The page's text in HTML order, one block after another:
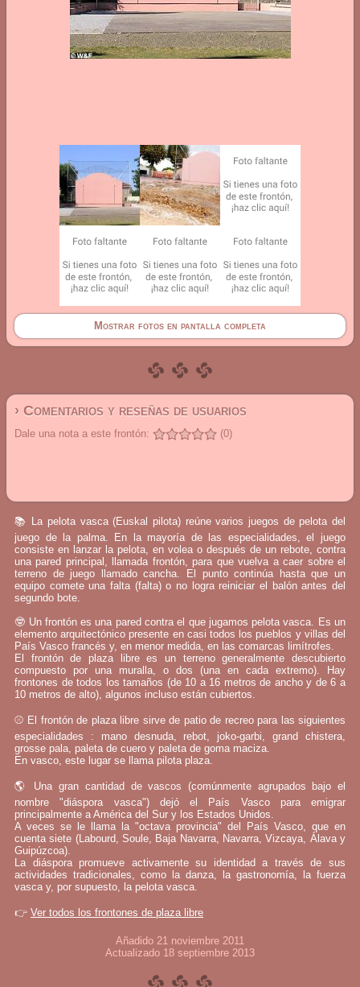
Mostrar fotos en pantalla completa
› Comentarios y reseñas de usuarios
Dale una nota a este frontón: (0)
📚 La pelota vasca (Euskal pilota) reúne varios juegos de pelota del
juego de la palma. En la mayoría de las especialidades, el juego
consiste en lanzar la pelota, en volea o después de un rebote, contra
una pared principal, llamada frontón, para que vuelva a caer sobre el
terreno de juego llamado cancha. El punto continúa hasta que un
equipo comete una falta (falta) o no logra reiniciar el balón antes del
segundo bote.
🤓 Un frontón es una pared contra el que jugamos pelota vasca. Es un
elemento arquitectónico presente en casi todos los pueblos y villas del
País Vasco francés y, en menor medida, en las comarcas limítrofes.
El frontón de plaza libre es un terreno generalmente descubierto
compuesto por una muralla, o dos (una en cada extremo). Hay
frontones de todos los tamaños (de 10 a 16 metros de ancho y de 6 a
10 metros de alto), algunos incluso están cubiertos.
⚾ El frontón de plaza libre sirve de patio de recreo para las siguientes
especialidades : mano desnuda, rebot, joko-garbi, grand chistera,
grosse pala, paleta de cuero y paleta de goma maciza.
En vasco, este lugar se llama pilota plaza.
🌎 Una gran cantidad de vascos (comúnmente agrupados bajo el
nombre "diáspora vasca") dejó el País Vasco para emigrar
principalmente a América del Sur y los Estados Unidos.
A veces se le llama la "octava provincia" del País Vasco, que en
cuenta siete (Labourd, Soule, Baja Navarra, Navarra, Vizcaya, Álava y
Guipúzcoa).
La diáspora promueve activamente su identidad a través de sus
actividades tradicionales, como la danza, la gastronomía, la fuerza
vasca y, por supuesto, la pelota vasca.
👉 Ver todos los frontones de plaza libre
Añadido 21 noviembre 2011
Actualizado 18 septiembre 2013